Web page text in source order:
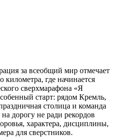
за всеобщий мир отмечает
километра, где начинается
сверхмарафона «Я
старт: рядом Кремль,
столица и команда
дорогу не ради рекордов
характера, дисциплины,
для сверстников.